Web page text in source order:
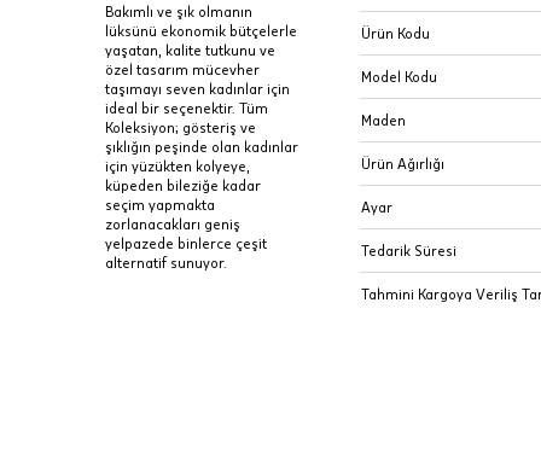
Stoklar çok
Taksit
Tek Çekim
2 Taksit
3 Taksit
E-Posta Adresi
Bakımlı ve şık olmanın
lüksünü ekonomik bütçelerle
yaşatan, kalite tutkunu ve
özel tasarım mücevher
taşımayı seven kadınlar için
ideal bir seçenektir. Tüm
Koleksiyon; gösteriş ve
şıklığın peşinde olan kadınlar
için yüzükten kolyeye,
küpeden bileziğe kadar
seçim yapmakta
zorlanacakları geniş
yelpazede binlerce çeşit
alternatif sunuyor.
Ürün Kodu
Model Kodu
Maden
Ürün Ağırlığı
Ayar
Tedarik Süresi
Tahmini Kargoya Veriliş
Sipariş
İptal:
seçilen